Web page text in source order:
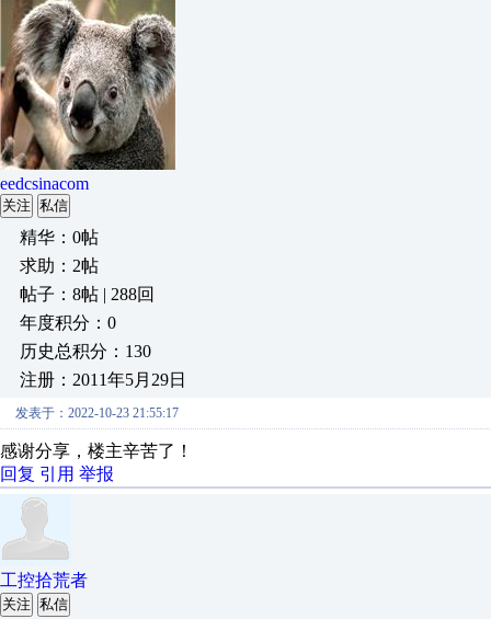
eedcsinacom
关注 私信
精华：0帖
求助：2帖
帖子：8帖 | 288回
年度积分：0
历史总积分：130
注册：2011年5月29日
发表于：2022-10-23 21:55:17
感谢分享，楼主辛苦了！
回复 引用 举报
工控拾荒者
关注 私信